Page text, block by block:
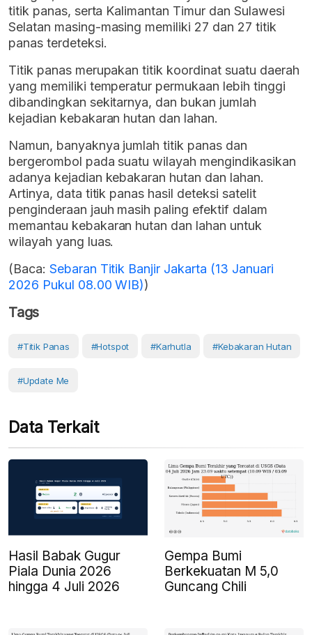
titik panas, serta Kalimantan Timur dan Sulawesi
Selatan masing-masing memiliki 27 dan 27 titik
panas terdeteksi.
Titik panas merupakan titik koordinat suatu daerah
yang memiliki temperatur permukaan lebih tinggi
dibandingkan sekitarnya, dan bukan jumlah
kejadian kebakaran hutan dan lahan.
Namun, banyaknya jumlah titik panas dan
bergerombol pada suatu wilayah mengindikasikan
adanya kejadian kebakaran hutan dan lahan.
Artinya, data titik panas hasil deteksi satelit
penginderaan jauh masih paling efektif dalam
memantau kebakaran hutan dan lahan untuk
wilayah yang luas.
(Baca: Sebaran Titik Banjir Jakarta (13 Januari
2026 Pukul 08.00 WIB))
Tags
#Titik Panas #hotspot #karhutla #Kebakaran Hutan
#Update Me
Data Terkait
Hasil Babak Gugur
Piala Dunia 2026
hingga 4 Juli 2026
Gempa Bumi
Berkekuatan M 5,0
Guncang Chili